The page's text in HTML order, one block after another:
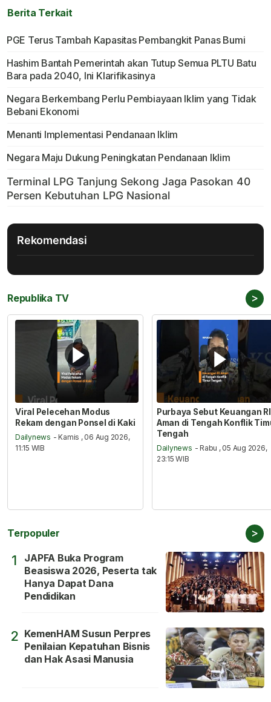
Berita Terkait
PGE Terus Tambah Kapasitas Pembangkit Panas Bumi
Hashim Bantah Pemerintah akan Tutup Semua PLTU Batu
Bara pada 2040, Ini Klarifikasinya
Negara Berkembang Perlu Pembiayaan Iklim yang Tidak
Bebani Ekonomi
Menanti Implementasi Pendanaan Iklim
Negara Maju Dukung Peningkatan Pendanaan Iklim
Rekomendasi
Republika TV >
Viral Pelecehan Modus
Rekam dengan Ponsel di Kaki
Dailynews - Kamis , 06 Aug 2026,
11:15 WIB
Purbaya Sebut Keuangan RI
Aman di Tengah Konflik
Tengah
Dailynews - Rabu , 05 Aug 2026,
23:15 WIB
Terpopuler >
1
JAPFA Buka Program
Beasiswa 2026, Peserta tak
Hanya Dapat Dana
Pendidikan
2 KemenHAM Susun Perpres
Penilaian Kepatuhan Bisnis
dan Hak Asasi Manusia